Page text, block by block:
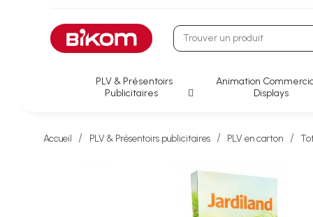
PLV & Présentoirs
Publicitaires
Animation
Displays
Accueil PLV & Présentoirs publicitaires PLV en carton